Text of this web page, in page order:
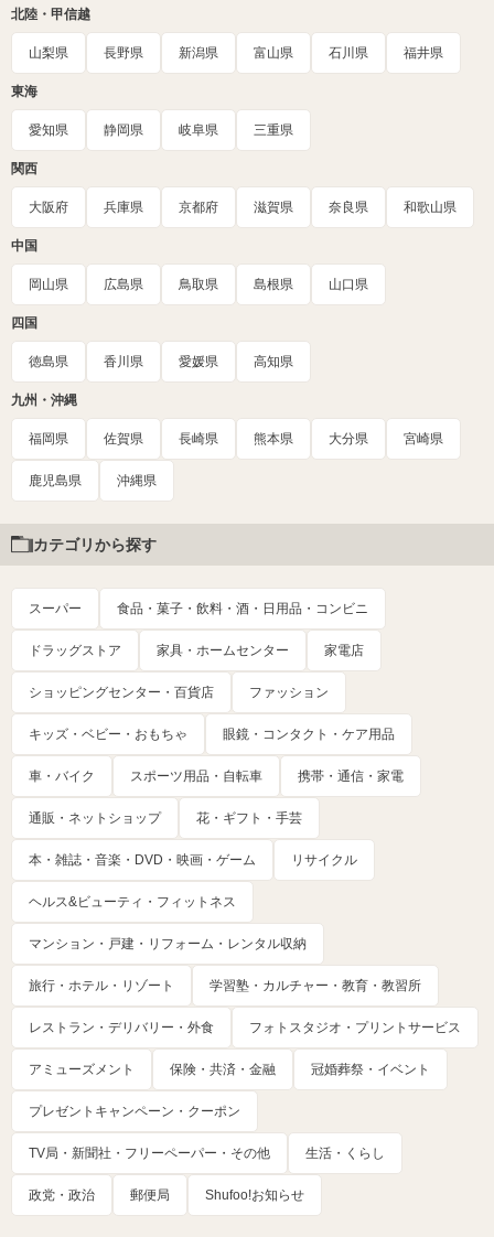
北陸・甲信越
山梨県 長野県 新潟県 富山県 石川県 福井県
東海
愛知県 静岡県 岐阜県 三重県
関西
大阪府 兵庫県 京都府 滋賀県 奈良県 和歌山県
中国
岡山県 広島県 鳥取県 島根県 山口県
四国
徳島県 香川県 愛媛県 高知県
九州・沖縄
福岡県 佐賀県 長崎県 熊本県 大分県 宮崎県
鹿児島県 沖縄県
カテゴリから探す
スーパー 食品・菓子・飲料・酒・日用品・コンビニ
ドラッグストア 家具・ホームセンター 家電店
ショッピングセンター・百貨店 ファッション
キッズ・ベビー・おもちゃ 眼鏡・コンタクト・ケア用品
車・バイク スポーツ用品・自転車 携帯・通信・家電
通販・ネットショップ 花・ギフト・手芸
本・雑誌・音楽・DVD・映画・ゲーム リサイクル
ヘルス&ビューティ・フィットネス
マンション・戸建・リフォーム・レンタル収納
旅行・ホテル・リゾート 学習塾・カルチャー・教育・教習所
レストラン・デリバリー・外食 フォトスタジオ・プリントサービス
アミューズメント 保険・共済・金融 冠婚葬祭・イベント
プレゼントキャンペーン・クーポン
TV局・新聞社・フリーペーパー・その他 生活・くらし
政党・政治 郵便局 Shufoo!お知らせ